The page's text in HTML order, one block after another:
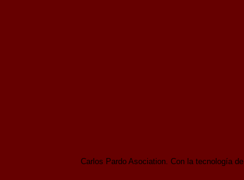
Carlos Pardo Asociation. Con la tecnología de